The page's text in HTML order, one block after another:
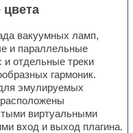
цвета
вакуумных ламп,
и параллельные
отдельные треки
гармоник.
эмулируемых
виртуальными
вход и выход плагина.